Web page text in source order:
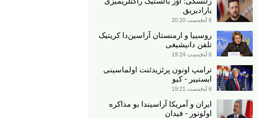
یارادیریق
6 آوقوست 20:20
روسییا و ارمنستان آراسین‌دا کریتیک
تلفن دانیشیغی
6 آوقوست 19:24
ترامپ اونون پرئزیدئنت اولماسینی
ایستییر - کیو
6 آوقوست 19:21
ایران و آمریکا آراسیندا بو مذاکره
اولونور - فیدان